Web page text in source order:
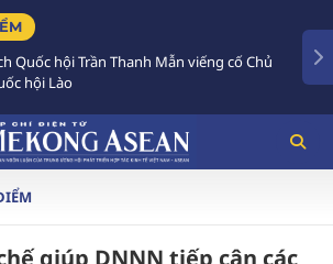
Chủ
Chủ tịch Quốc hội
đậm đối với Việt
giúp DNNN tiếp cận các